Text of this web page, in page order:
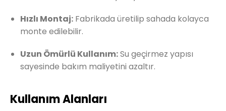
Hızlı Montaj: Fabrikada üretilip sahada kolayca
monte edilebilir.
Uzun Ömürlü Kullanım:Su geçirmez yapısı
sayesinde bakım maliyetini azaltır.
Kullanım Alanları